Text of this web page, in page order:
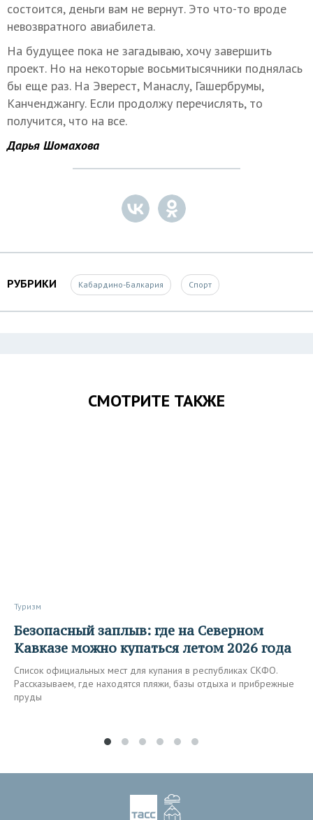
состоится, деньги вам не вернут. Это что-то вроде
невозвратного авиабилета.
На будущее пока не загадываю, хочу завершить
проект. Но на некоторые восьмитысячники поднялась
бы еще раз. На Эверест, Манаслу, Гашербрумы,
Канченджангу. Если продолжу перечислять, то
получится, что на все.
Дарья Шомахова
РУБРИКИ Кабардино-Балкария Спорт
СМОТРИТЕ ТАКЖЕ
Туризм
Безопасный заплыв: где на Северном
Кавказе можно купаться летом 2026 года
Список официальных мест для купания в республиках СКФО.
Рассказываем, где находятся пляжи, базы отдыха и прибрежные
пруды